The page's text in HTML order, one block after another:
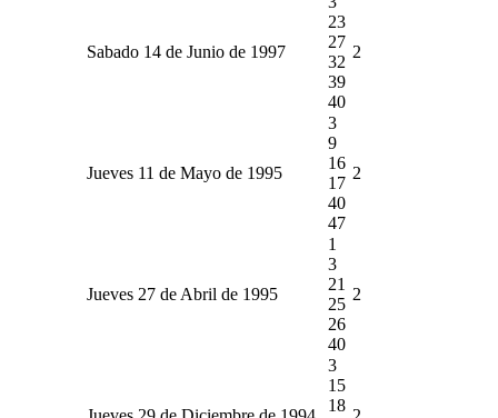
Sabado 14 de Junio de 1997
23
27
32
39
40
2
Jueves 11 de Mayo de 1995
3
9
16
17
40
47
2
Jueves 27 de Abril de 1995
1
3
21
25
26
40
2
3
15
18